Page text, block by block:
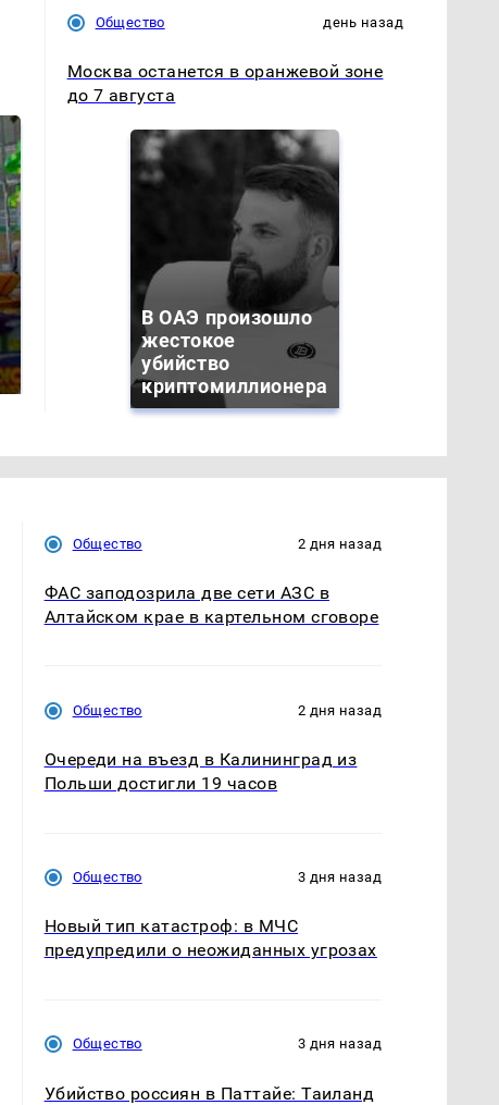
СМИ: В Химках на
полицейскую
машину напали и
подожгли.
Где будет встреча
президентов США
Общество день назад
Москва останется в оранжевой зоне
до 7 августа
В ОАЭ произошло
жестокое
убийство
криптомиллионера
Общество 2 дня назад
ФАС заподозрила две сети АЗС в
Алтайском крае в картельном сговоре
Общество 2 дня назад
Очереди на въезд в Калининград из
Польши достигли 19 часов
Общество 3 дня назад
Новый тип катастроф: в МЧС
предупредили о неожиданных угрозах
Общество 3 дня назад
Убийство россиян в Паттайе: Таиланд